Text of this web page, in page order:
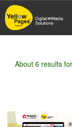
Skip
to
main
About 6 results